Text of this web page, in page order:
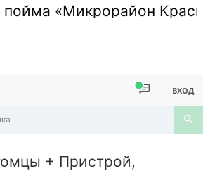
«Микрорайон
ВХОД
+ Пристрой,